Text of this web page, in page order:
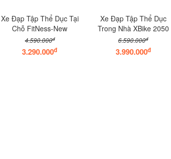
Xe Đạp Tập Thể Dục Tại
Chỗ FitNess-New
4.590.000đ
3.290.000đ
Xe Đạp Tập Thể Dục
Trong Nhà XBike 2050
6.590.000đ
3.990.000đ